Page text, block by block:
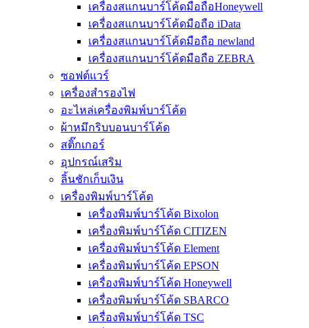
เครื่องสแกนบาร์โค้ดมือถือHoneywell
เครื่องสแกนบาร์โค้ดมือถือ iData
เครื่องสแกนบาร์โค้ดมือถือ newland
เครื่องสแกนบาร์โค้ดมือถือ ZEBRA
ซอฟต์แวร์
เครื่องสำรองไฟ
อะไหล่เครื่องพิมพ์บาร์โค้ด
ผ้าหมึกริบบอนบาร์โค้ด
สติ๊กเกอร์
อุปกรณ์เสริม
ลิ้นชักเก็บเงิน
เครื่องพิมพ์บาร์โค้ด
เครื่องพิมพ์บาร์โค้ด Bixolon
เครื่องพิมพ์บาร์โค้ด CITIZEN
เครื่องพิมพ์บาร์โค้ด Element
เครื่องพิมพ์บาร์โค้ด EPSON
เครื่องพิมพ์บาร์โค้ด Honeywell
เครื่องพิมพ์บาร์โค้ด SBARCO
เครื่องพิมพ์บาร์โค้ด TSC